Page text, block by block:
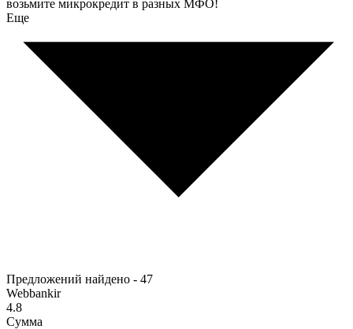
возьмите микрокредит в разных МФО!
Еще
Предложений найдено - 47
Webbankir
4.8
Сумма